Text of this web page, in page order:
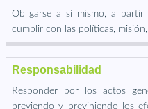
Obligarse a sí mismo, a
cumplir con las políticas,
Responsabilidad
Responder por los actos
previendo y previniendo los